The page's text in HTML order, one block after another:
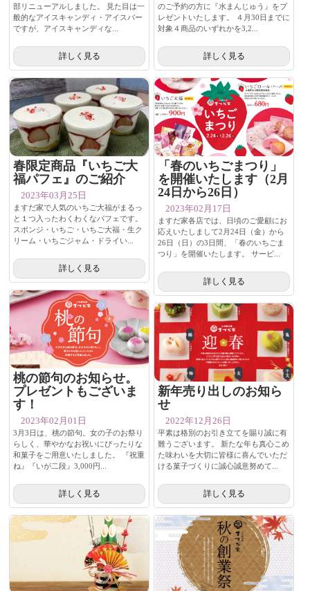
部リニューアルしました。 見た目は一
般的なアイスキャンディ・アイスバー
ですが、アイスキャンディな...
詳しく見る
のご予約の方に『水まんじゅう』をプ
レゼントいたします。 ４月30日までに
対象４商品のいずれかを3,2...
詳しく見る
春限定商品『いちご大
福パフェ』のご紹介
2023年03月25日
ますだ家で人気のいちご大福がまるっ
と１つ入ったわくわくなパフェです。
スポンジ・いちご・いちご大福・生ク
リーム・いちごジャム・ドライい...
詳しく見る
「春のいちごまつり」
を開催いたします（2月
24日から26日）
2023年02月17日
ますだ家各店では、日頃のご愛顧にお
応えいたしまして2月24日（金）から
26日（日）の3日間、「春のいちごま
つり」を開催いたします。 サービ...
詳しく見る
桃の節句のお知らせ。
プレゼントもございま
す！
2023年02月01日
3月3日は、桃の節句。女の子のお祭り
らしく、華やかなお祝いにぴったりな
和菓子をご用意いたしました。 『祝重
ね』『いが二段』3,000円...
詳しく見る
新年売り出しのお知ら
せ
2022年12月26日
平素は格別のお引き立てを賜り誠に有
難うございます。 新たな年も真心こめ
た味わいを大切に皆様に喜んでいただ
ける菓子づくりに誠心誠意努めて...
詳しく見る